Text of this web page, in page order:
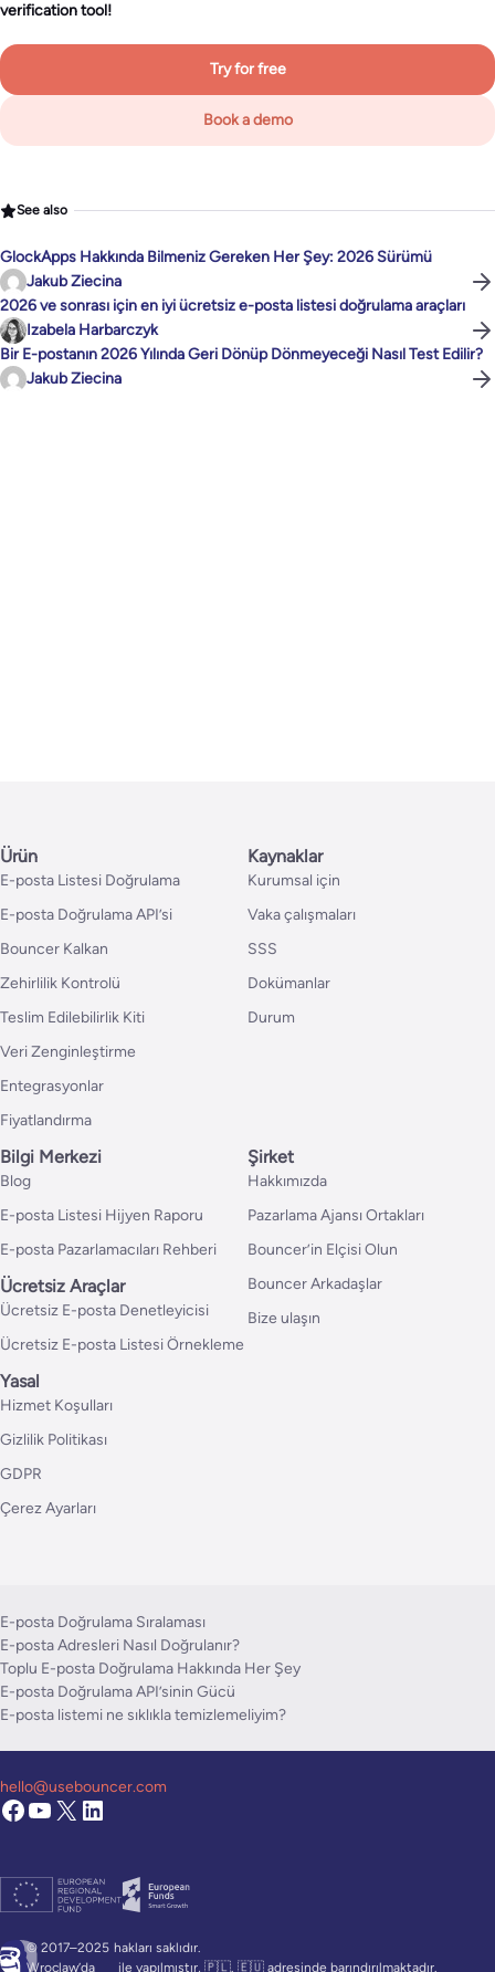
verification tool!
Try for free
Book a demo
See also
GlockApps Hakkında Bilmeniz Gereken Her Şey: 2026 Sürümü
Jakub Ziecina
2026 ve sonrası için en iyi ücretsiz e-posta listesi doğrulama araçları
Izabela Harbarczyk
Bir E-postanın 2026 Yılında Geri Dönüp Dönmeyeceği Nasıl Test Edilir?
Jakub Ziecina
Ürün
E-posta Listesi Doğrulama
E-posta Doğrulama API’si
Bouncer Kalkan
Zehirlilik Kontrolü
Teslim Edilebilirlik Kiti
Veri Zenginleştirme
Entegrasyonlar
Fiyatlandırma
Kaynaklar
Kurumsal için
Vaka çalışmaları
SSS
Dokümanlar
Durum
Bilgi Merkezi
Blog
E-posta Listesi Hijyen Raporu
E-posta Pazarlamacıları Rehberi
Ücretsiz Araçlar
Ücretsiz E-posta Denetleyicisi
Ücretsiz E-posta Listesi Örnekleme
Şirket
Hakkımızda
Pazarlama Ajansı Ortakları
Bouncer’in Elçisi Olun
Bouncer Arkadaşlar
Bize ulaşın
Yasal
Hizmet Koşulları
Gizlilik Politikası
GDPR
Çerez Ayarları
E-posta Doğrulama Sıralaması
E-posta Adresleri Nasıl Doğrulanır?
Toplu E-posta Doğrulama Hakkında Her Şey
E-posta Doğrulama API’sinin Gücü
E-posta listemi ne sıklıkla temizlemeliyim?
© 2017–2025 hakları saklıdır.
Wroclaw’da
ile yapılmıştır, 🇵🇱. 🇪🇺 adresinde barındırılmaktadır.
hello@usebouncer.com